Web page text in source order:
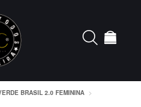
BRASIL 2.0 FEMININA